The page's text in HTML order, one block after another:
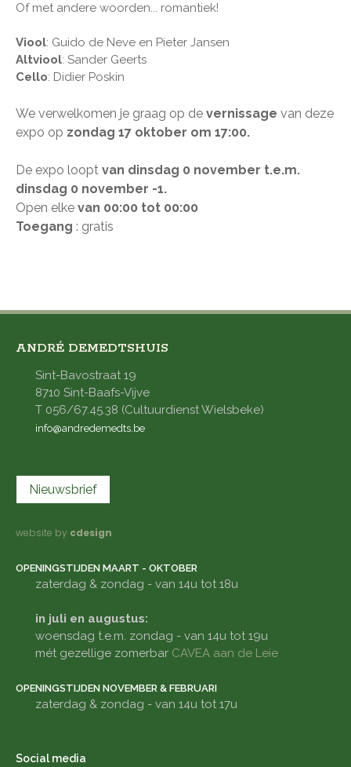
Of met andere woorden... romantiek!
Viool: Guido de Neve en Pieter Jansen
Altviool: Sander Geerts
Cello: Didier Poskin
We verwelkomen je graag op de vernissage van deze
expo op zondag 17 oktober om 17:00​​​​.
De expo loopt van dinsdag 0 november t.e.m.
dinsdag 0 november -1.
Open elke van 00:00 tot 00:00
Toegang : gratis
ANDRÉ DEMEDTSHUIS
Sint-Bavostraat 19
8710 Sint-Baafs-Vijve
T 056/67.45.38 (Cultuurdienst Wielsbeke)
info@andredemedts.be
Nieuwsbrief
website by cdesign
OPENINGSTIJDEN MAART - OKTOBER
zaterdag & zondag - van 14u tot 18u
in juli en augustus:
woensdag t.e.m. zondag - van 14u tot 19u
mét gezellige zomerbar CAVEA aan de Leie
OPENINGSTIJDEN NOVEMBER & FEBRUARI
zaterdag & zondag - van 14u tot 17u
Social media